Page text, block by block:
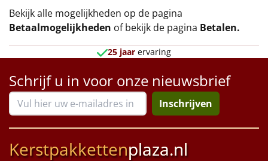
Bekijk alle mogelijkheden op de pagina
Betaalmogelijkheden of bekijk de pagina Betalen.
25 jaar ervaring
Schrijf u in voor onze nieuwsbrief
Inschrijven
Kerstpakkettenplaza.nl